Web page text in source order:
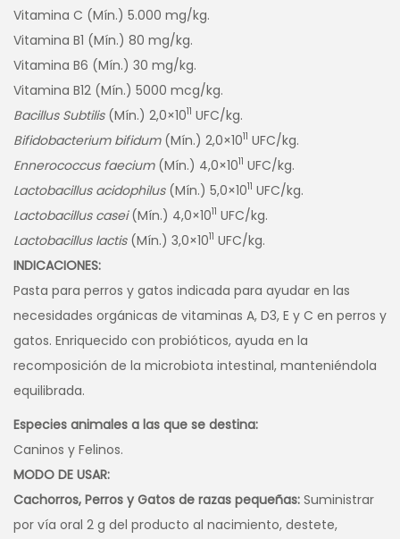
Vitamina C (Mín.) 5.000 mg/kg.
Vitamina B1 (Mín.) 80 mg/kg.
Vitamina B6 (Mín.) 30 mg/kg.
Vitamina B12 (Mín.) 5000 mcg/kg.
Bacillus Subtilis (Mín.) 2,0×1011 UFC/kg.
Bifidobacterium bifidum (Mín.) 2,0×1011 UFC/kg.
Ennerococcus faecium (Mín.) 4,0×1011 UFC/kg.
Lactobacillus acidophilus (Mín.) 5,0×1011 UFC/kg.
Lactobacillus casei(Mín.) 4,0×1011 UFC/kg.
Lactobacillus lactis (Mín.) 3,0×1011 UFC/kg.
INDICACIONES:
Pasta para perros y gatos indicada para ayudar en las
necesidades orgánicas de vitaminas A, D3, E y C en perros y
gatos. Enriquecido con probióticos, ayuda en la
recomposición de la microbiota intestinal, manteniéndola
equilibrada.
Especies animales a las que se destina:
Caninos y Felinos.
MODO DE USAR:
Cachorros, Perros y Gatos de razas pequeñas: Suministrar
por vía oral 2 g del producto al nacimiento, destete,